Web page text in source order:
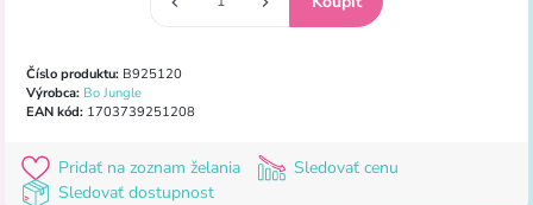
Číslo produktu:B925120
Výrobca: Bo Jungle
EAN kód:1703739251208
Pridať na zoznam želania
Sledovať cenu
Sledovať dostupnost